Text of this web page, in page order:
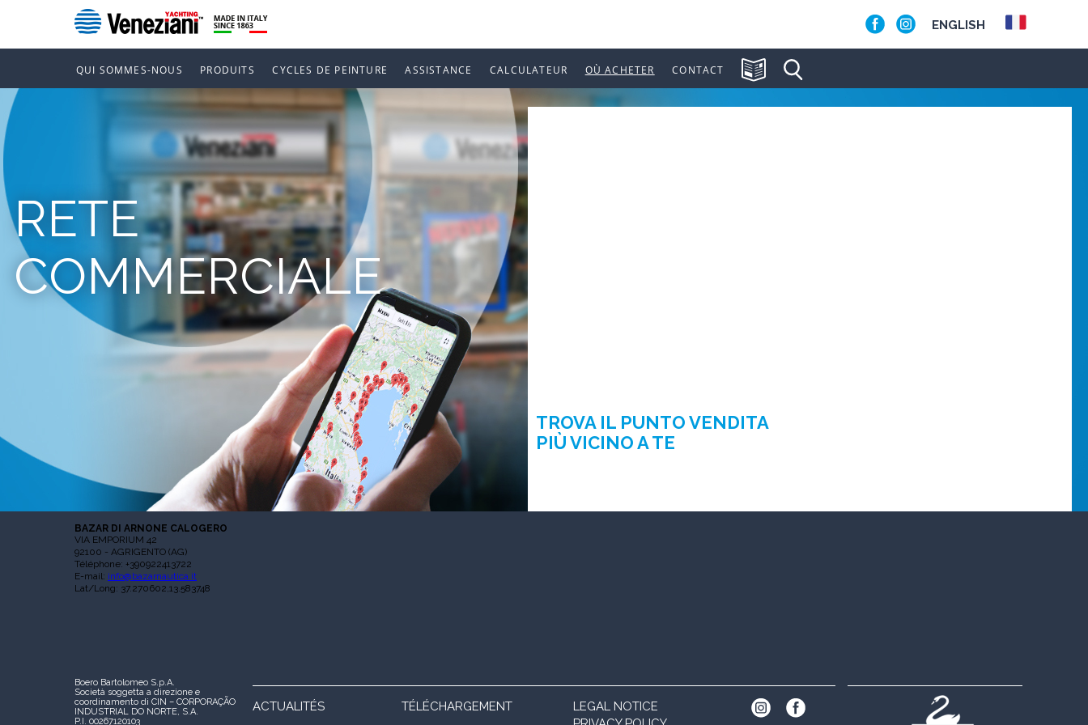
ENGLISH
QUI SOMMES-NOUS PRODUITS CYCLES DE PEINTURE ASSISTANCE CALCULATEUR OÙ ACHETER CONTACT
RETE
COMMERCIALE
TROVA IL PUNTO VENDITA
PIÙ VICINO A TE
BAZAR DI ARNONE CALOGERO
VIA EMPORIUM 42
92100 - AGRIGENTO (AG)
Téléphone: +390922413722
E-mail: info@bazarnautica.it
Lat/Long: 37.270602,13.583748
Boero Bartolomeo S.p.A.
Società soggetta a direzione e
coordinamento di CIN – CORPORAÇÃO
INDUSTRIAL DO NORTE, S.A.
P.I. 00267120103
ACTUALITÉS TÉLÉCHARGEMENT
LEGAL NOTICE